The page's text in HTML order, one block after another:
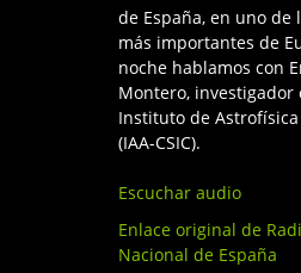
de España, en uno de
más importantes de
noche hablamos con
Montero, investigador
Instituto de
(IAA-CSIC).
Escuchar audio
Enlace original de
Nacional de España